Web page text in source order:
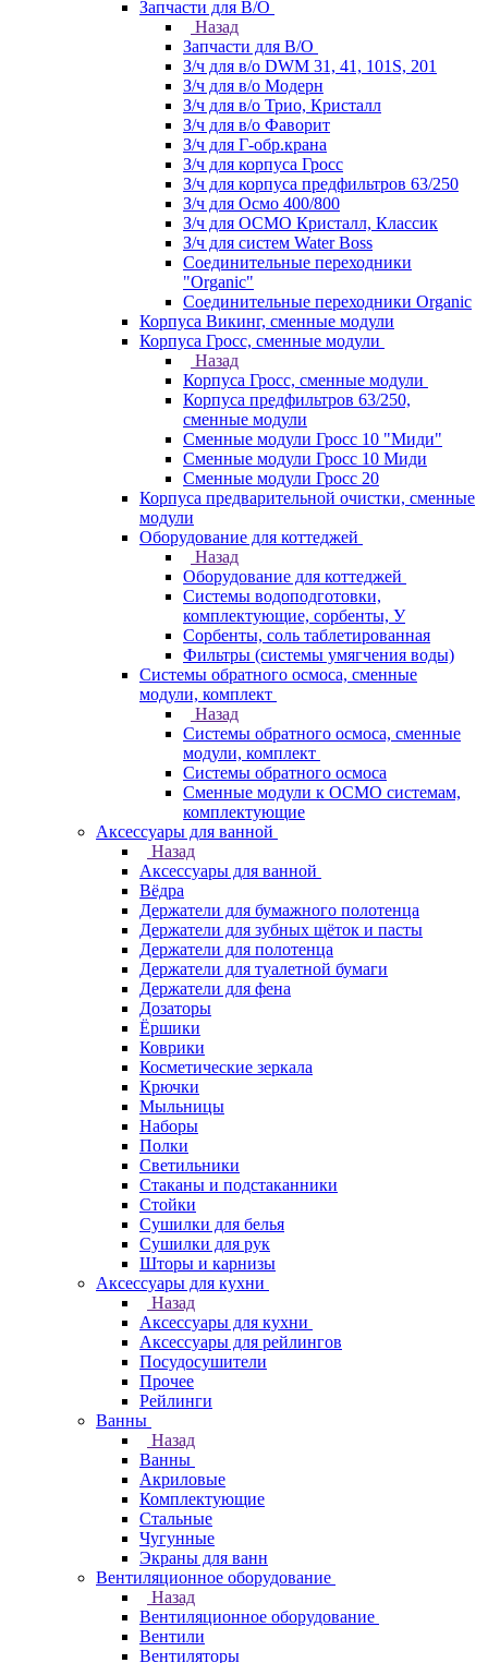
Запчасти для В/О
Назад
Запчасти для В/О
З/ч для в/о DWM 31, 41, 101S, 201
З/ч для в/о Модерн
З/ч для в/о Трио, Кристалл
З/ч для в/о Фаворит
З/ч для Г-обр.крана
З/ч для корпуса Гросс
З/ч для корпуса предфильтров 63/250
З/ч для Осмо 400/800
З/ч для ОСМО Кристалл, Классик
З/ч для систем Water Boss
Соединительные переходники
"Organic"
Соединительные переходники Organic
Корпуса Викинг, сменные модули
Корпуса Гросс, сменные модули
Назад
Корпуса Гросс, сменные модули
Корпуса предфильтров 63/250,
сменные модули
Сменные модули Гросс 10 "Миди"
Сменные модули Гросс 10 Миди
Сменные модули Гросс 20
Корпуса предварительной очистки, сменные
модули
Оборудование для коттеджей
Назад
Оборудование для коттеджей
Системы водоподготовки,
комплектующие, сорбенты, У
Сорбенты, соль таблетированная
Фильтры (системы умягчения воды)
Системы обратного осмоса, сменные
модули, комплект
Назад
Системы обратного осмоса, сменные
модули, комплект
Системы обратного осмоса
Сменные модули к ОСМО системам,
комплектующие
Аксессуары для ванной
Назад
Аксессуары для ванной
Вёдра
Держатели для бумажного полотенца
Держатели для зубных щёток и пасты
Держатели для полотенца
Держатели для туалетной бумаги
Держатели для фена
Дозаторы
Ёршики
Коврики
Косметические зеркала
Крючки
Мыльницы
Наборы
Полки
Светильники
Стаканы и подстаканники
Стойки
Сушилки для белья
Сушилки для рук
Шторы и карнизы
Аксессуары для кухни
Назад
Аксессуары для кухни
Аксессуары для рейлингов
Посудосушители
Прочее
Рейлинги
Ванны
Назад
Ванны
Акриловые
Комплектующие
Стальные
Чугунные
Экраны для ванн
Вентиляционное оборудование
Назад
Вентиляционное оборудование
Вентили
Вентиляторы